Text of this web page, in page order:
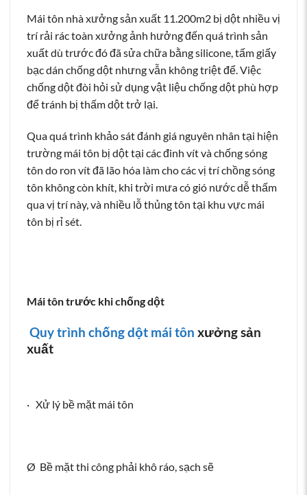
Mái tôn nhà xưởng sản xuất 11.200m2 bị dột nhiều vị
trí rải rác toàn xưởng ảnh hưởng đến quá trình sản
xuất dù trước đó đã sửa chữa bằng silicone, tấm giấy
bạc dán chống dột nhưng vẫn không triệt để. Việc
chống dột đòi hỏi sử dụng vật liệu chống dột phù hợp
để tránh bị thấm dột trở lại.
Qua quá trình khảo sát đánh giá nguyên nhân tại hiện
trường mái tôn bị dột tại các đinh vít và chống sóng
tôn do ron vít đã lão hóa làm cho các vị trí chồng sóng
tôn không còn khít, khi trời mưa có gió nước dễ thấm
qua vị trí này, và nhiều lỗ thủng tôn tại khu vực mái
tôn bị rỉ sét.
Mái tôn trước khi chống dột
Quy trình chống dột mái tôn xưởng sản
xuất
· Xử lý bề mặt mái tôn
Ø Bề mặt thi công phải khô ráo, sạch sẽ